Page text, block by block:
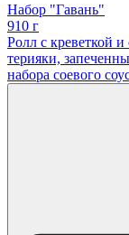
Набор "Гавань"
910 г
Ролл с креветкой
терияки,
набора соевого